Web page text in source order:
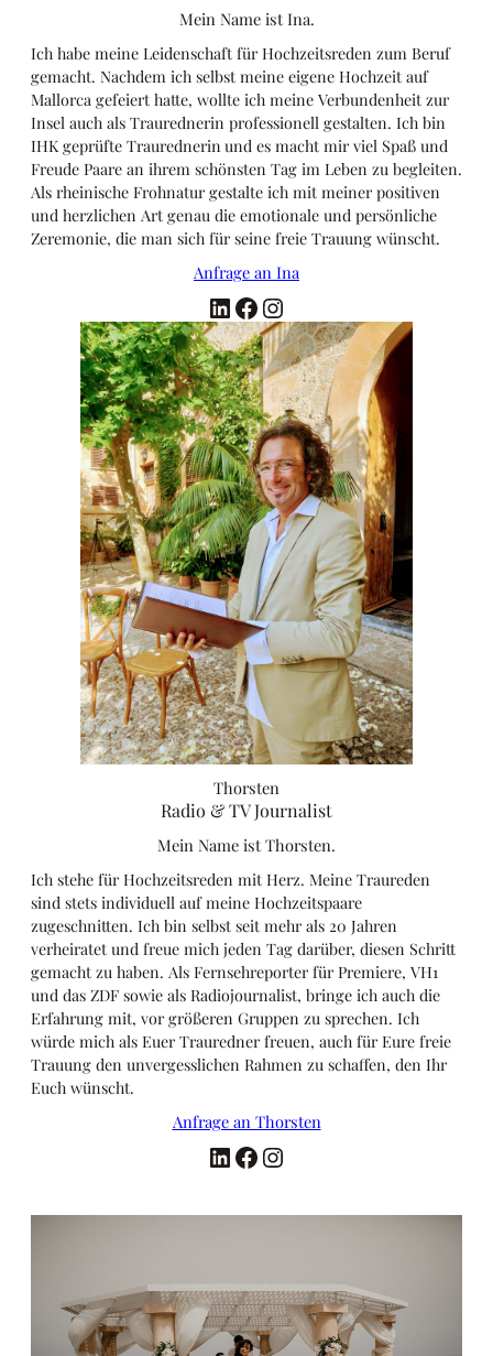
Mein Name ist Ina.
Ich habe meine Leidenschaft für Hochzeitsreden zum Beruf
gemacht. Nachdem ich selbst meine eigene Hochzeit auf
Mallorca gefeiert hatte, wollte ich meine Verbundenheit zur
Insel auch als Traurednerin professionell gestalten. Ich bin
IHK geprüfte Traurednerin und es macht mir viel Spaß und
Freude Paare an ihrem schönsten Tag im Leben zu begleiten.
Als rheinische Frohnatur gestalte ich mit meiner positiven
und herzlichen Art genau die emotionale und persönliche
Zeremonie, die man sich für seine freie Trauung wünscht.
Anfrage an Ina
LinkedIn Facebook Instagram
Thorsten
Radio & TV Journalist
Mein Name ist Thorsten.
Ich stehe für Hochzeitsreden mit Herz. Meine Traureden
sind stets individuell auf meine Hochzeitspaare
zugeschnitten. Ich bin selbst seit mehr als 20 Jahren
verheiratet und freue mich jeden Tag darüber, diesen Schritt
gemacht zu haben. Als Fernsehreporter für Premiere, VH1
und das ZDF sowie als Radiojournalist, bringe ich auch die
Erfahrung mit, vor größeren Gruppen zu sprechen. Ich
würde mich als Euer Trauredner freuen, auch für Eure freie
Trauung den unvergesslichen Rahmen zu schaffen, den Ihr
Euch wünscht.
Anfrage an Thorsten
LinkedIn Facebook Instagram